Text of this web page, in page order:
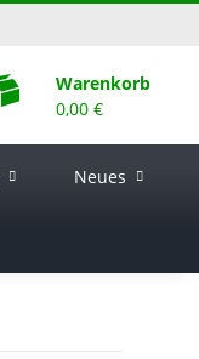
Warenkorb
0,00 €
Neues